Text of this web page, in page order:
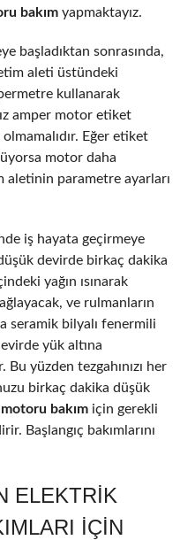
bakım yapmaktayız.
başladıktan sonrasında,
aleti üstündeki
kullanarak
amper motor etiket
Eğer etiket
motor daha
aletinin parametre ayarları
iş hayata geçirmeye
devirde birkaç dakika
yağın ısınarak
ve rulmanların
seramik bilyalı fenermili
yük altına
Bu yüzden tezgahınızı her
birkaç dakika düşük
bakım için gerekli
Başlangıç bakımlarını
ELEKTRIK
IÇIN